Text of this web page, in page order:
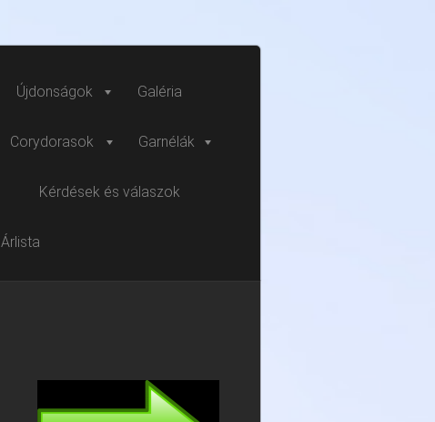
Újdonságok Galéria
Corydorasok Garnélák
Kérdések és válaszok
Árlista